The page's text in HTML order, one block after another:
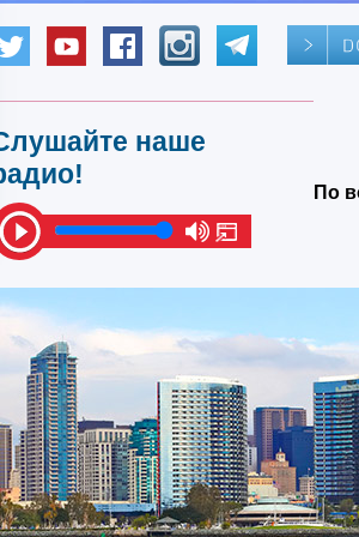
наше
По